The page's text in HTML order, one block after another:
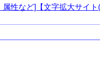
属性など]【文字拡大サイト